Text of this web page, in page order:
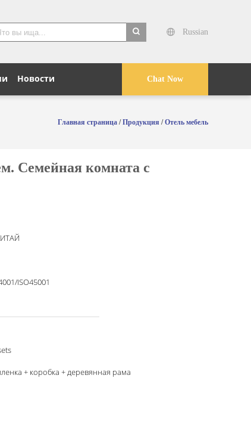
Russian
Chat Now
Новости
Главная страница /Продукция /Отель мебель
Семейная комната с
ISO45001
+ коробка + деревянная рама